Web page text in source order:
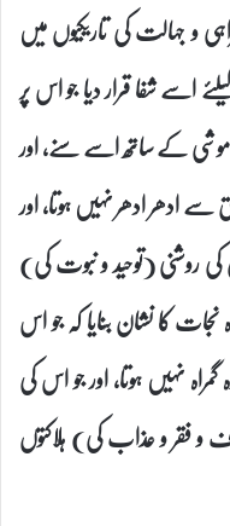
و جہالت کی تاریکیوں میں
شفا قرار دیا جو اس پر
کے ساتھ اسے سنے، اور
سے ادھر ادھر نہیں ہوتا، اور
کی روشنی (توحید و نبوت کی)
نجات کا نشان بنایا کہ جو اس
نہیں ہوتا، اور جو اس کی
و فقر و عذاب کی) ہلاکتوں